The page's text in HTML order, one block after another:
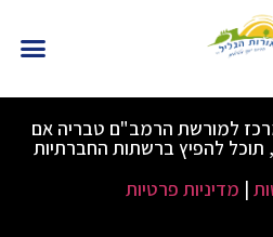
למורשת הרמב"ם טבריה אם
תוכל להפיץ ברשתות החברתיות
| מדיניות פרטיות